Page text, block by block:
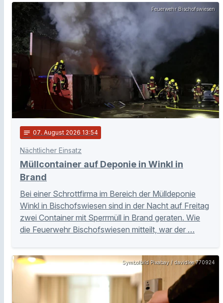
Feuerwehr Bischofswiesen
notes 07. August 2026 13:54
Nächtlicher Einsatz
Müllcontainer auf Deponie in Winkl in
Brand
Bei einer Schrottfirma im Bereich der Mülldeponie
Winkl in Bischofswiesen sind in der Nacht auf Freitag
zwei Container mit Sperrmüll in Brand geraten. Wie
die Feuerwehr Bischofswiesen mitteilt, war der …
Symbolbild Pixabay / davidlee 770924